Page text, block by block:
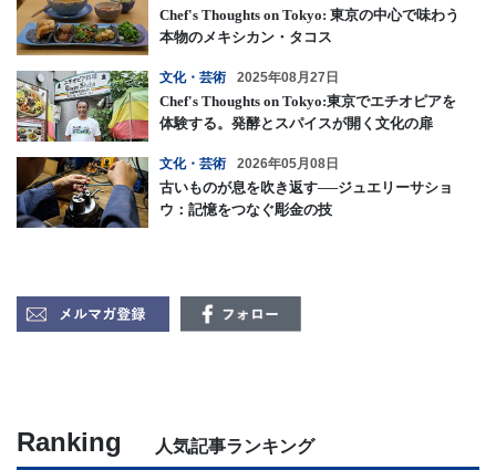
Chef's Thoughts on Tokyo: 東京の中心で味わう
本物のメキシカン・タコス
文化・芸術 2025年08月27日
Chef's Thoughts on Tokyo:東京でエチオピアを
体験する。発酵とスパイスが開く文化の扉
文化・芸術 2026年05月08日
古いものが息を吹き返す──ジュエリーサショ
ウ：記憶をつなぐ彫金の技
Ranking 人気記事ランキング